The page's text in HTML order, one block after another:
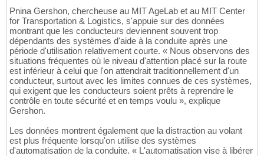
Pnina Gershon, chercheuse au MIT AgeLab et au MIT Center
for Transportation & Logistics, s'appuie sur des données
montrant que les conducteurs deviennent souvent trop
dépendants des systèmes d'aide à la conduite après une
période d'utilisation relativement courte. « Nous observons des
situations fréquentes où le niveau d'attention placé sur la route
est inférieur à celui que l'on attendrait traditionnellement d'un
conducteur, surtout avec les limites connues de ces systèmes,
qui exigent que les conducteurs soient prêts à reprendre le
contrôle en toute sécurité et en temps voulu », explique
Gershon.
Les données montrent également que la distraction au volant
est plus fréquente lorsqu'on utilise des systèmes
d'automatisation de la conduite. « L'automatisation vise à libérer